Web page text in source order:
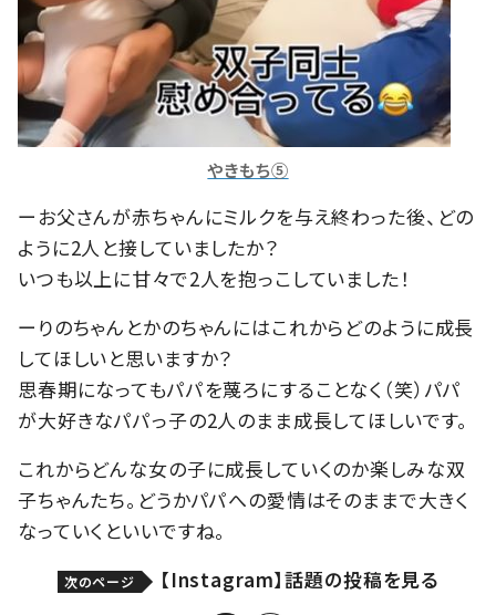
やきもち⑤
ーお父さんが赤ちゃんにミルクを与え終わった後、どの
ように2人と接していましたか？
いつも以上に甘々で2人を抱っこしていました！
ーりのちゃんとかのちゃんにはこれからどのように成長
してほしいと思いますか？
思春期になってもパパを蔑ろにすることなく（笑）パパ
が大好きなパパっ子の2人のまま成長してほしいです。
これからどんな女の子に成長していくのか楽しみな双
子ちゃんたち。どうかパパへの愛情はそのままで大きく
なっていくといいですね。
次のページ 【Instagram】話題の投稿を見る